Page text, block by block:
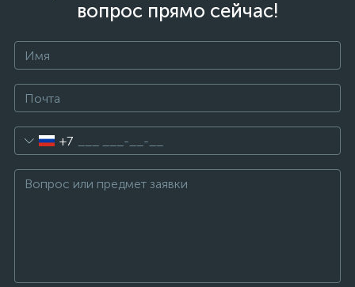
вопрос прямо сейчас!
+7